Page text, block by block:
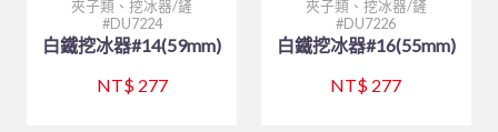
夾子類、挖冰器/鏟
DU7224
白鐵挖冰器#14(59mm)
NT$ 277
夾子類、挖冰器/鏟
DU7226
白鐵挖冰器#16(55mm)
NT$ 277